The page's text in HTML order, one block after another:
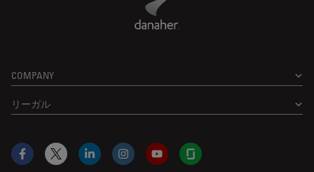
COMPANY
リーガル
Facebook
X LinkedInInstagramYouTubeGlassdoor